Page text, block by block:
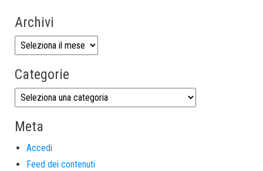
Archivi
Categorie
Meta
Accedi
Feed dei contenuti